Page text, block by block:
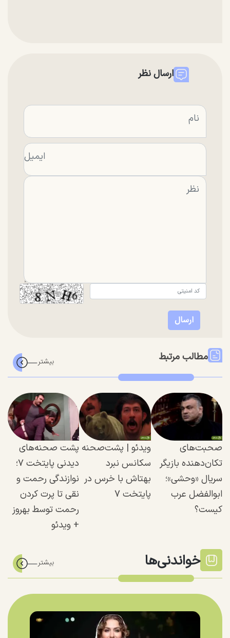
ارسال نظر
مطالب مرتبط
صحبت‌های
تکان‌دهنده بازیگر
سریال «وحشی»؛
ابوالفضل عرب
کیست؟
ویدئو | پشت‌صحنه
سکانس نبرد
بهتاش با خرس در
پایتخت ۷
پشت صحنه‌های
دیدنی پایتخت ۷؛
نوازندگی رحمت و
نقی تا پرت کردن
رحمت توسط بهروز
+ ویدئو
خواندنی‌ها